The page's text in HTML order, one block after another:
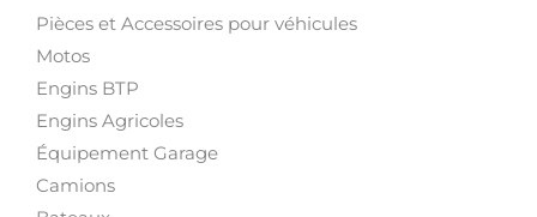
Pièces et Accessoires pour véhicules
Motos
Engins BTP
Engins Agricoles
Équipement Garage
Camions